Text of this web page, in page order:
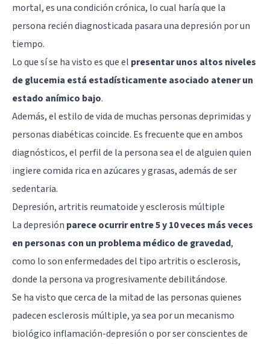
mortal, es una condición crónica, lo cual haría que la
persona recién diagnosticada pasara una depresión por un
tiempo.
Lo que sí se ha visto es que el presentar unos altos niveles
de glucemia está estadísticamente asociado atener un
estado anímico bajo.
Además, el estilo de vida de muchas personas deprimidas y
personas diabéticas coincide. Es frecuente que en ambos
diagnósticos, el perfil de la persona sea el de alguien quien
ingiere comida rica en azúcares y grasas, además de ser
sedentaria.
Depresión, artritis reumatoide y esclerosis múltiple
La depresión parece ocurrir entre 5 y 10 veces más veces
en personas con un problema médico de gravedad,
como lo son enfermedades del tipo artritis o esclerosis,
donde la persona va progresivamente debilitándose.
Se ha visto que cerca de la mitad de las personas quienes
padecen esclerosis múltiple, ya sea por un mecanismo
biológico inflamación-depresión o por ser conscientes de